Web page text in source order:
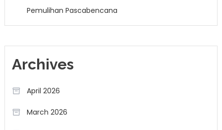
Pemulihan Pascabencana
Archives
April 2026
March 2026